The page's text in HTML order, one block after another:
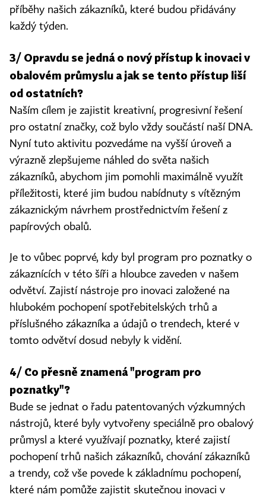
příběhy našich zákazníků, které budou přidávány
každý týden.
3/ Opravdu se jedná o nový přístup k inovaci v
obalovém průmyslu a jak se tento přístup liší
od ostatních?
Naším cílem je zajistit kreativní, progresivní řešení
pro ostatní značky, což bylo vždy součástí naší DNA.
Nyní tuto aktivitu pozvedáme na vyšší úroveň a
výrazně zlepšujeme náhled do světa našich
zákazníků, abychom jim pomohli maximálně využít
příležitosti, které jim budou nabídnuty s vítězným
zákaznickým návrhem prostřednictvím řešení z
papírových obalů.
Je to vůbec poprvé, kdy byl program pro poznatky o
zákaznících v této šíři a hloubce zaveden v našem
odvětví. Zajistí nástroje pro inovaci založené na
hlubokém pochopení spotřebitelských trhů a
příslušného zákazníka a údajů o trendech, které v
tomto odvětví dosud nebyly k vidění.
4/ Co přesně znamená "program pro
poznatky"?
Bude se jednat o řadu patentovaných výzkumných
nástrojů, které byly vytvořeny speciálně pro obalový
průmysl a které využívají poznatky, které zajistí
pochopení trhů našich zákazníků, chování zákazníků
a trendy, což vše povede k základnímu pochopení,
které nám pomůže zajistit skutečnou inovaci v